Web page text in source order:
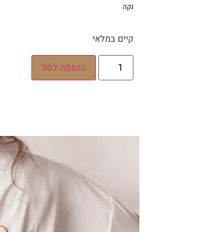
נקה
קיים במלאי
הוספה לסל